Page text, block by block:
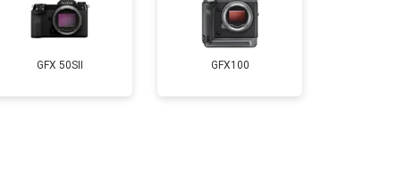
от 2300 ₽ Заказать
GFX 50SII GFX100